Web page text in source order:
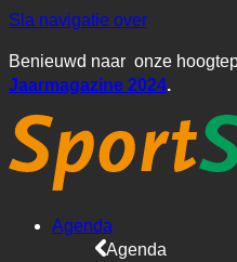
Sla navigatie over
Benieuwd naar onze
Jaarmagazine 2024.
Agenda
Agenda